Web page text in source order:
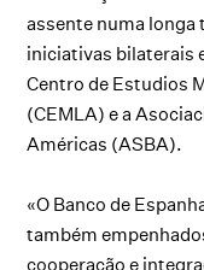
assente numa longa
iniciativas bilaterais
Centro de Estudios
(CEMLA) e a
Américas (ASBA).
«O Banco de
também
cooperação e